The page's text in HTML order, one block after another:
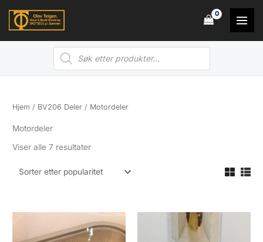
Products
search
Hjem / BV206 Deler / Motordeler
Motordeler
Viser alle 7 resultaterSortert